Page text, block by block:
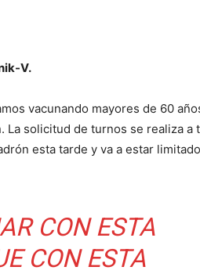
V.
vacunando mayores de 60
solicitud de turnos se realiza a
esta tarde y va a estar
CON ESTA
CON ESTA